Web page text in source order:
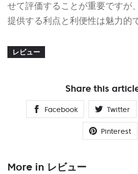
せて評価することが重要ですが
提供する利点と利便性は魅力的
レビュー
Share this
Facebook Twitter
Pinterest
More in レビュー